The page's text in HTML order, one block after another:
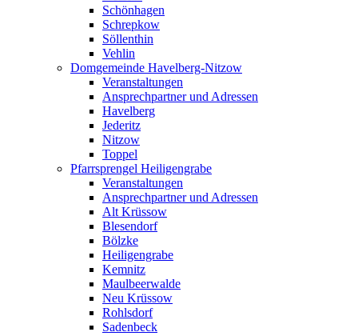
Schönhagen
Schrepkow
Söllenthin
Vehlin
Domgemeinde Havelberg-Nitzow
Veranstaltungen
Ansprechpartner und Adressen
Havelberg
Jederitz
Nitzow
Toppel
Pfarrsprengel Heiligengrabe
Veranstaltungen
Ansprechpartner und Adressen
Alt Krüssow
Blesendorf
Bölzke
Heiligengrabe
Kemnitz
Maulbeerwalde
Neu Krüssow
Rohlsdorf
Sadenbeck